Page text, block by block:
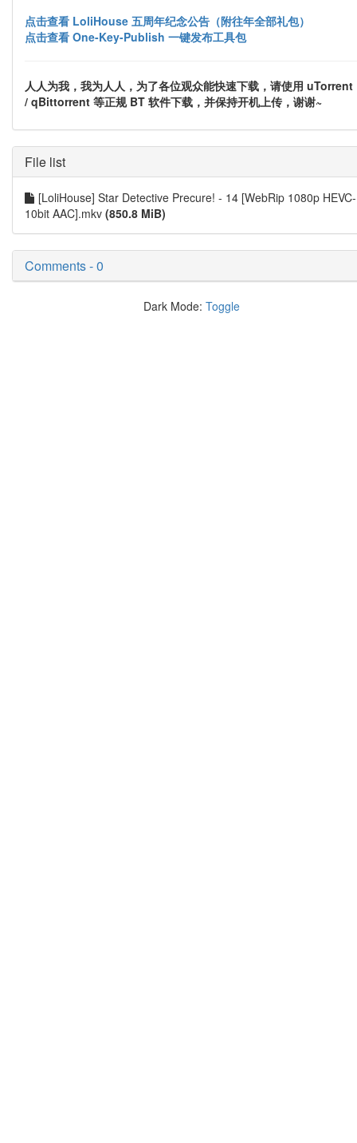
点击查看 LoliHouse 五周年纪念公告（附往年全部礼包）
点击查看 One-Key-Publish 一键发布工具包
人人为我，我为人人，为了各位观众能快速下载，请使用 uTorrent
/ qBittorrent 等正规 BT 软件下载，并保持开机上传，谢谢~
File list
[LoliHouse] Star Detective Precure! - 14 [WebRip 1080p HEVC-
10bit AAC].mkv (850.8 MiB)
Comments - 0
Dark Mode: Toggle